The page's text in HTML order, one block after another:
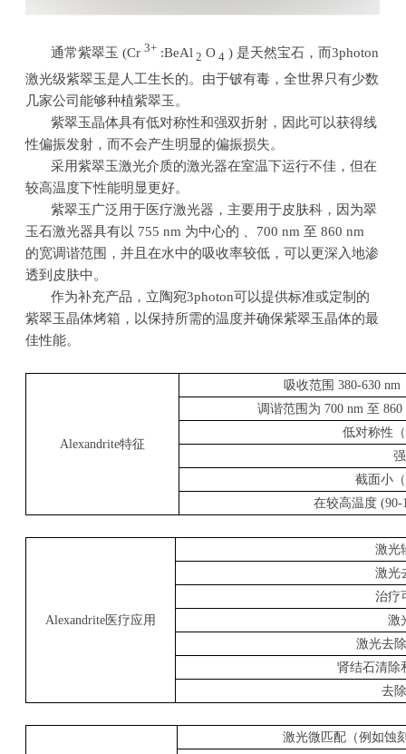
通常紫翠玉 (Cr3+ :BeAl 2 O 4 ) 是天然宝石，而3photon
激光级紫翠玉是人工生长的。由于铍有毒，全世界只有少数
几家公司能够种植紫翠玉。
紫翠玉晶体具有低对称性和强双折射，因此可以获得线
性偏振发射，而不会产生明显的偏振损失。
采用紫翠玉激光介质的激光器在室温下运行不佳，但在
较高温度下性能明显更好。
紫翠玉广泛用于医疗激光器，主要用于皮肤科，因为翠
玉石激光器具有以 755 nm 为中心的 、 700 nm至 860 nm
的宽调谐范围，并且在水中的吸收率较低，可以更深入地渗
透到皮肤中。
作为补充产品，立陶宛3photon可以提供标准或定制的
紫翠玉晶体烤箱，以保持所需的温度并确保紫翠玉晶体的最
佳性能。
Alexandrite特征
吸收范围 380-630 nm
调谐范围为 700 nm 至 860
低对称性
截面小
在较高温度 (90-
Alexandrite 医疗应用
激光
激光
治疗
激
激光去
肾结石清除
去
激光微匹配（例如蚀